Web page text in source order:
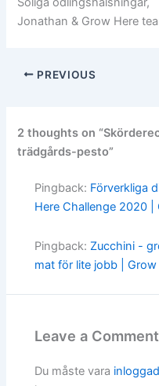
Jonathan & Grow Here
PREVIOUS
2 thoughts on
trädgårds-pesto”
Pingback: Förverkliga
Here Challenge 2020 |
Pingback: Zucchini -
mat för lite jobb | Grow
Leave a Comment
Du måste vara inloggad